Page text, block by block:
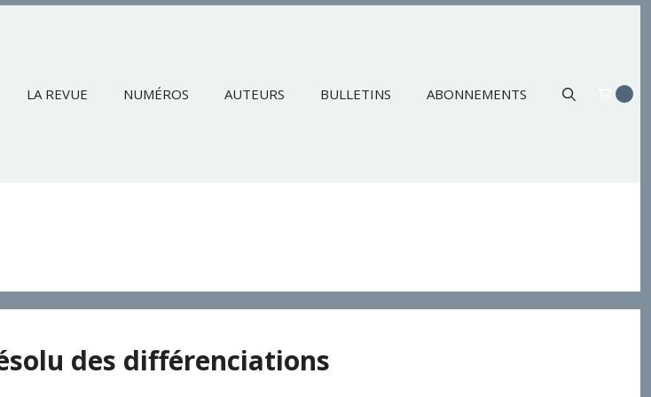
LA REVUE NUMÉROS AUTEURS BULLETINS ABONNEMENTS
des différenciations